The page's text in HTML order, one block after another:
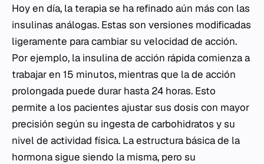
Hoy en día, la terapia se ha refinado aún más con las
insulinas análogas. Estas son versiones modificadas
ligeramente para cambiar su velocidad de acción.
Por ejemplo, la insulina de acción rápida comienza a
trabajar en 15 minutos, mientras que la de acción
prolongada puede durar hasta 24 horas. Esto
permite a los pacientes ajustar sus dosis con mayor
precisión según su ingesta de carbohidratos y su
nivel de actividad física. La estructura básica de la
hormona sigue siendo la misma, pero su